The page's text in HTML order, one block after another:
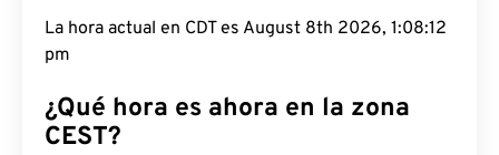
La hora actual en CDT es August 8th 2026, 1:08:13
pm
¿Qué hora es ahora en la zona
CEST?